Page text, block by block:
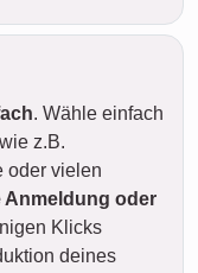
. Wähle einfach
z.B.
oder vielen
Anmeldung oder
Klicks
deines